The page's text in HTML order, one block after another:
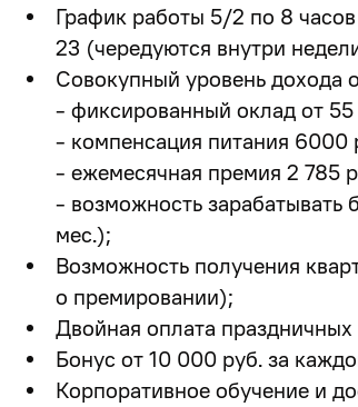
График работы 5/2 по 8 часов
23 (чередуются внутри
Совокупный уровень дохода
- фиксированный оклад от
- компенсация питания 6000
- ежемесячная премия 2 785
- возможность зарабатывать
мес.);
Возможность получения
о премировании);
Двойная оплата
Бонус от 10 000 руб. за
Корпоративное обучение и